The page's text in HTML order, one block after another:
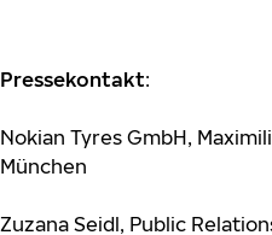
Pressekontakt:
Nokian Tyres GmbH,
München
Zuzana Seidl, Public